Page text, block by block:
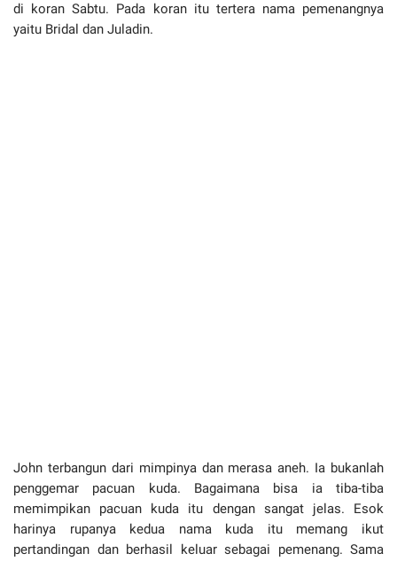
di koran Sabtu. Pada koran itu tertera nama pemenangnya
yaitu Bridal dan Juladin.
John terbangun dari mimpinya dan merasa aneh. Ia bukanlah
penggemar pacuan kuda. Bagaimana bisa ia tiba-tiba
memimpikan pacuan kuda itu dengan sangat jelas. Esok
harinya rupanya kedua nama kuda itu memang ikut
pertandingan dan berhasil keluar sebagai pemenang. Sama